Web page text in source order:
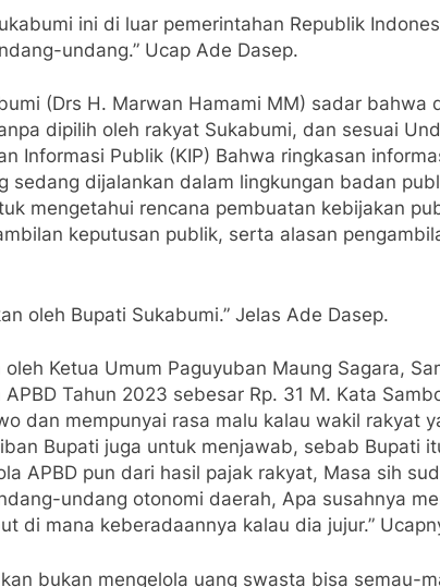
ini di luar pemerintahan Republik
undang.” Ucap Ade Dasep.
(Drs H. Marwan Hamami MM) sadar bahwa
dipilih oleh rakyat Sukabumi, dan sesuai
Informasi Publik (KIP) Bahwa ringkasan
sedang dijalankan dalam lingkungan badan
mengetahui rencana pembuatan kebijakan
keputusan publik, serta alasan
oleh Bupati Sukabumi.” Jelas Ade Dasep.
Ketua Umum Paguyuban Maung Sagara,
Tahun 2023 sebesar Rp. 31 M. Kata
dan mempunyai rasa malu kalau wakil rakyat
Bupati juga untuk menjawab, sebab Bupati
APBD pun dari hasil pajak rakyat, Masa sih
undang otonomi daerah, Apa susahnya
di mana keberadaannya kalau dia jujur.”
bukan mengelola uang swasta bisa semau-